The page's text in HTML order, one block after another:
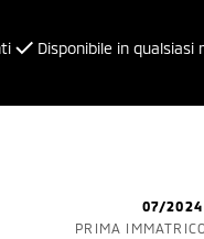
Disponibile in qualsiasi
07/2024
PRIMA